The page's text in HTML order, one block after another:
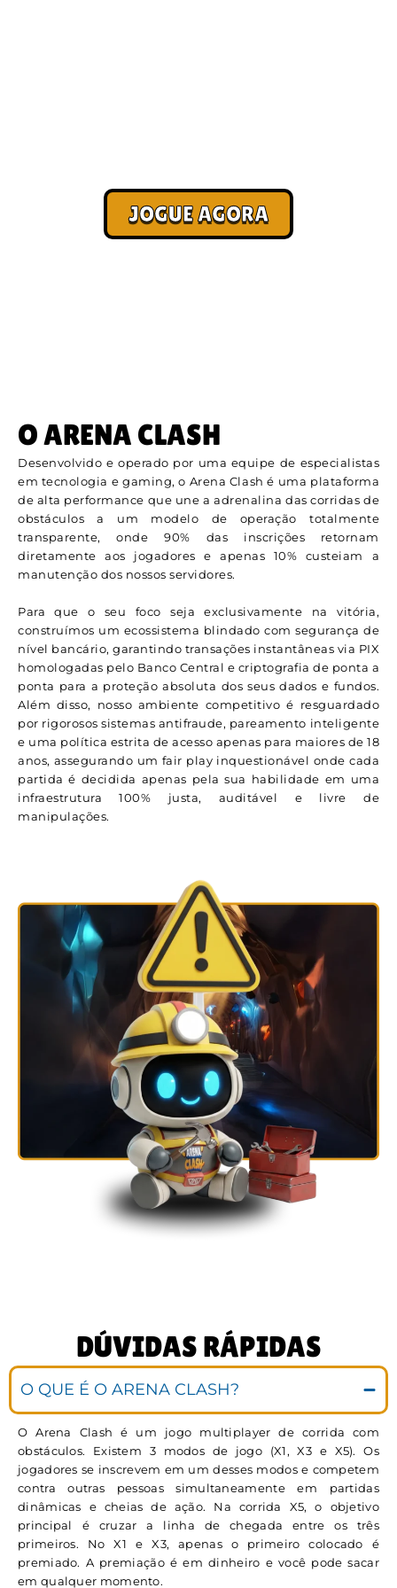
JOGUE AGORA
O ARENA CLASH
Desenvolvido e operado por uma equipe de especialistas
em tecnologia e gaming, o Arena Clash é uma plataforma
de alta performance que une a adrenalina das corridas de
obstáculos a um modelo de operação totalmente
transparente, onde 90% das inscrições retornam
diretamente aos jogadores e apenas 10% custeiam a
manutenção dos nossos servidores.
Para que o seu foco seja exclusivamente na vitória,
construímos um ecossistema blindado com segurança de
nível bancário, garantindo transações instantâneas via PIX
homologadas pelo Banco Central e criptografia de ponta a
ponta para a proteção absoluta dos seus dados e fundos.
Além disso, nosso ambiente competitivo é resguardado
por rigorosos sistemas antifraude, pareamento inteligente
e uma política estrita de acesso apenas para maiores de 18
anos, assegurando um fair play inquestionável onde cada
partida é decidida apenas pela sua habilidade em uma
infraestrutura 100% justa, auditável e livre de
manipulações.
DÚVIDAS RÁPIDAS
O QUE É O ARENA CLASH?
O Arena Clash é um jogo multiplayer de corrida com
obstáculos. Existem 3 modos de jogo (X1, X3 e X5). Os
jogadores se inscrevem em um desses modos e competem
contra outras pessoas simultaneamente em partidas
dinâmicas e cheias de ação. Na corrida X5, o objetivo
principal é cruzar a linha de chegada entre os três
primeiros. No X1 e X3, apenas o primeiro colocado é
premiado. A premiação é em dinheiro e você pode sacar
em qualquer momento.